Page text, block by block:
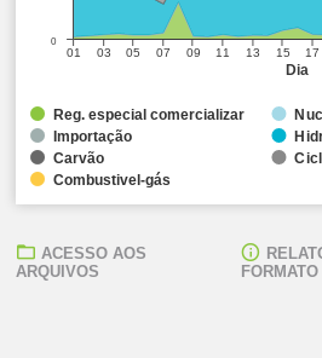
Dia
01 03 05 07 09 11 13 15 17
0
Reg. especial comercializar
Importação
Carvão
Combustivel-gás
ACESSO AOS
ARQUIVOS
FORMATO